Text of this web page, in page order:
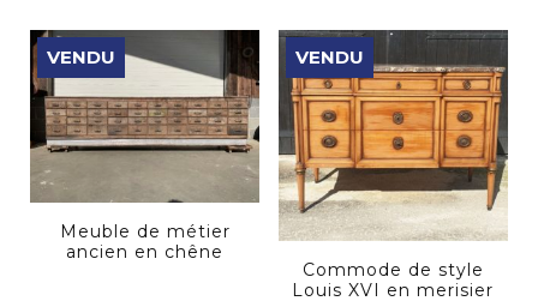
VENDU
Meuble de métier
ancien en chêne
VENDU
Commode de style
Louis XVI en merisier